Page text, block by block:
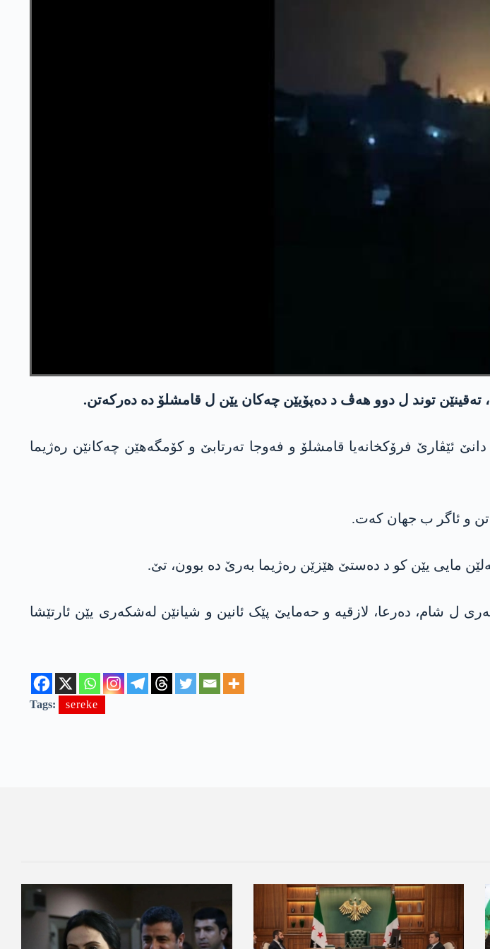
تەقینێن توند ل دوو هەڤ د دەپۆیێن چەکان یێن ل قامشلۆ دە دەرکەتن.
ئێڤارێ فرۆکخانەیا قامشلۆ و فەوجا تەرتابێ و کۆمگەهێن چەکانێن ره‌ژیما
و ئاگر ب جهان کەت.
مایی یێن کو د دەستێ هێزێن ره‌ژیما بەرێ دە بوون، تێ.
ل سەر بارەگەهێن لەشکەری ل شام، دەرعا، لازقیە و حەمایێ پێک ئانین و شیانێن لەشکەری یێن ئارتێشا
Tags: sereke